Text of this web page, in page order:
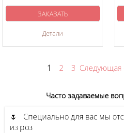
Детали
ЗАКАЗАТЬ
1 2 3 Следующая
Часто задаваемые
🌷 Специально для вас мы
из роз